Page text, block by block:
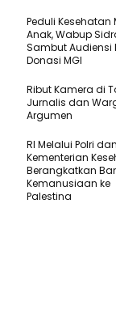
Peduli Kesehatan
Anak, Wabup
Sambut Audiensi
Donasi MGI
Ribut Kamera di
Jurnalis dan
Argumen
RI Melalui Polri dan
Kementerian
Berangkatkan
Kemanusiaan ke
Palestina